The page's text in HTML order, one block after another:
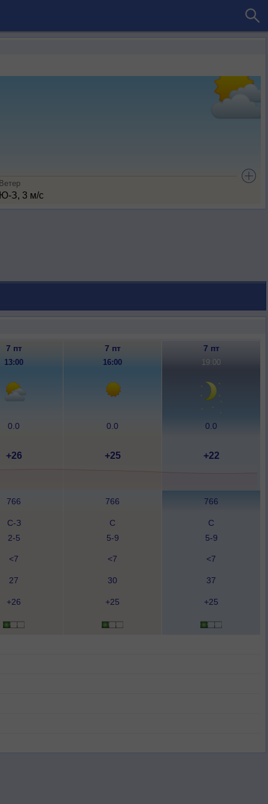
Ветер
Ю-З, 3 м/с
7 пт 7 пт 7 пт
13:00 16:00 19:00
0.0 0.0 0.0
+26 +25 +22
766 766 766
С-З
2-5
С
5-9
С
5-9
<7 <7 <7
27 30 37
+26 +25 +25